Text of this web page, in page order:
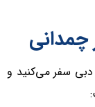
به دبی سفر می‌کنید و